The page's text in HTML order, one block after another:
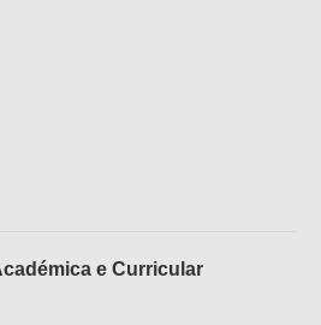
e Curricular